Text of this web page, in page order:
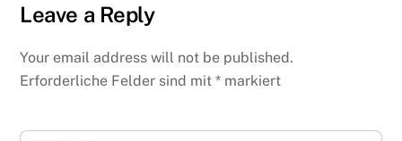
Leave a Reply
Your email address will not be published.
Erforderliche Felder sind mit* markiert